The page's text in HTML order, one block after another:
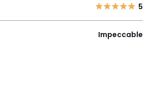
5
Impeccable